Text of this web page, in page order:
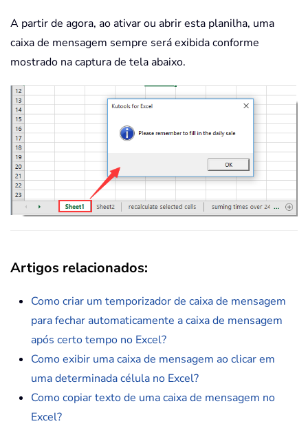
A partir de agora, ao ativar ou abrir esta planilha, uma
caixa de mensagem sempre será exibida conforme
mostrado na captura de tela abaixo.
Artigos relacionados:
Como criar um temporizador de caixa de mensagem
para fechar automaticamente a caixa de mensagem
após certo tempo no Excel?
Como exibir uma caixa de mensagem ao clicar em
uma determinada célula no Excel?
Como copiar texto de uma caixa de mensagem no
Excel?